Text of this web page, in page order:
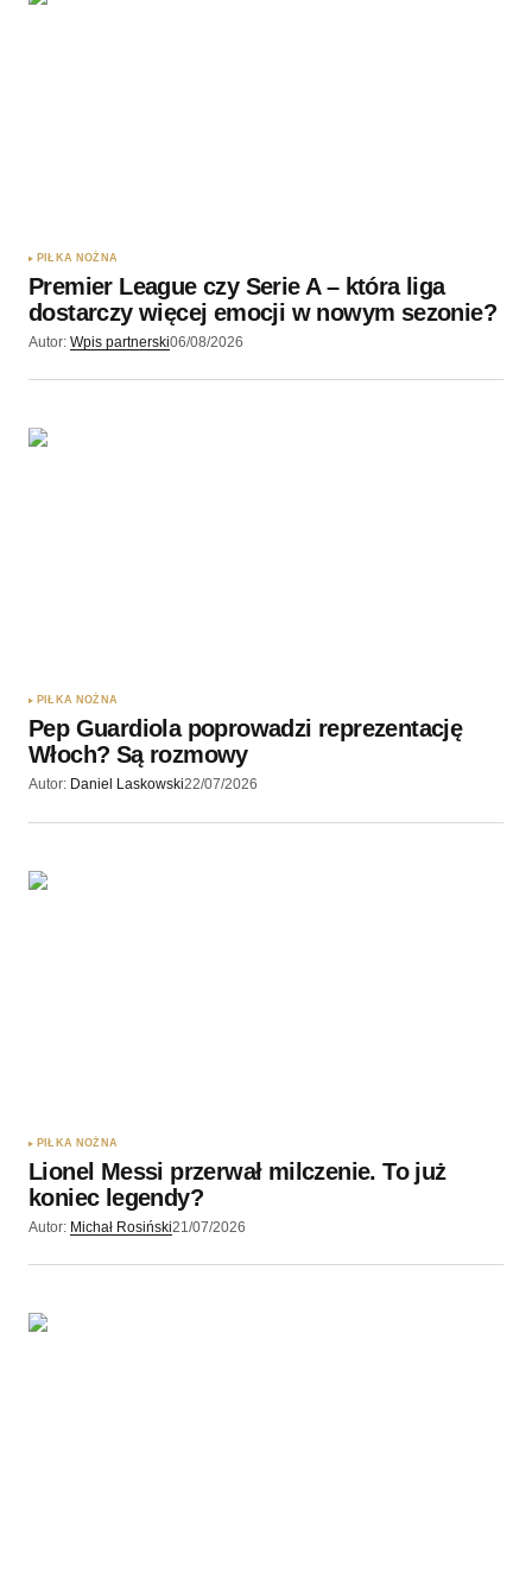
Wyślij komentarz
PIŁKA NOŻNA
Premier League czy Serie A – która liga
dostarczy więcej emocji w nowym sezonie?
Autor: Wpis partnerski06/08/2026
PIŁKA NOŻNA
Pep Guardiola poprowadzi reprezentację
Włoch? Są rozmowy
Autor: Daniel Laskowski22/07/2026
PIŁKA NOŻNA
Lionel Messi przerwał milczenie. To już
koniec legendy?
Autor: Michał Rosiński21/07/2026